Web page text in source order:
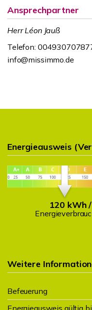
Ansprechpartner
Herr Léon Jauß
Telefon:
info@missimmo.de
Energieausweis
120 kWh
Weitere
Befeuerung
Energieausweis gültig